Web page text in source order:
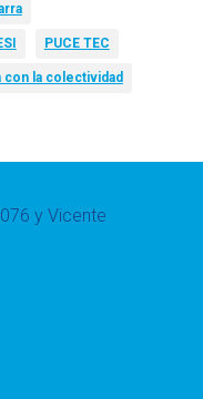
PUCE TEC
con la colectividad
y Vicente